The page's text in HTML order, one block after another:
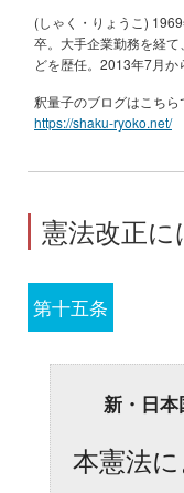
(しゃく・りょうこ)
卒。大手企業勤務を経
どを歴任。2013年7月か
釈量子のブログはこちら
https://shaku-ryoko.net/
憲法改正
第十五条
新・日本
本憲法